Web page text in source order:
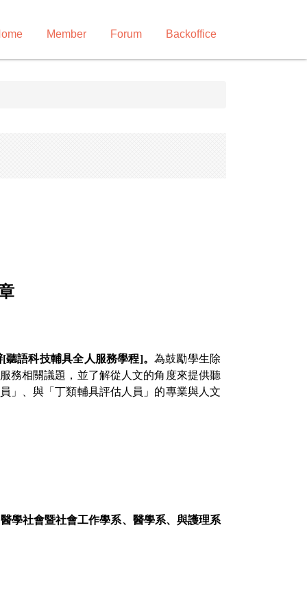
Member Forum Backoffice
[聽語科技輔具全人服務學程]。 為鼓勵學生除
務相關議題，並了解從人文的角度來提供聽
」、與「丁類輔具評估人員」的專業與人文
學社會暨社會工作學系、醫學系、與護理系